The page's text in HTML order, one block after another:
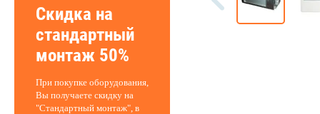
Скидка на
стандартный
монтаж 50%
При покупке оборудования,
Вы получаете скидку на
"Стандартный монтаж", в